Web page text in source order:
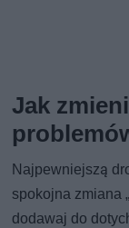
Jak
Najpewniejszą
spokojna zmiana
dodawaj do